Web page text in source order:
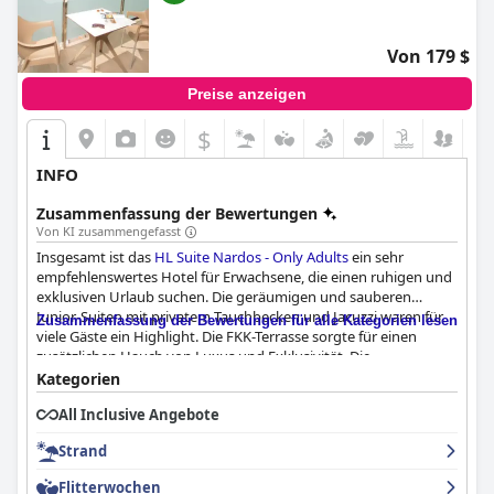
Insgesamt bietet dasMaspalomas Resort by Dunas
erholsamen und angenehmen Aufenthalt mit hervorragendem
Personal und ausgezeichneten Außenanlagen.
Von 179 $
Preise anzeigen
$
INFO
Zusammenfassung der Bewertungen
Von KI zusammengefasst
Insgesamt ist das HL Suite Nardos - Only Adultsein sehr
empfehlenswertes Hotel für Erwachsene, die einen ruhigen und
exklusiven Urlaub suchen. Die geräumigen und sauberen
Junior-Suiten mit privatem Tauchbecken und Jacuzzi waren für
viele Gäste ein Highlight. Die FKK-Terrasse sorgte für einen
zusätzlichen Hauch von Luxus und Exklusivität. Die
Abwesenheit von Kindern wurde von Gästen, die eine ruhige
und entspannende Atmosphäre suchten, sehr geschätzt.
Obwohl einige Gäste berichteten, dass sie Kinder gesehen
Erwachsene ist. Die Zimmer waren angenehm und erfüllten alle
Erwartungen. Wenn Sie auf der Suche nach einem echten
Zusammenfassung der Bewertungen für alle Kategorien lesen
Kategorien
All Inclusive Angebote
Strand
Flitterwochen